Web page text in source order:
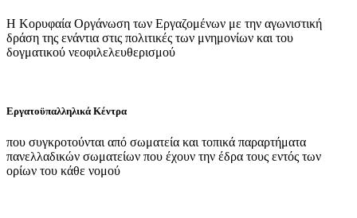
Η Κορυφαία Οργάνωση των Εργαζομένων με την αγωνιστική
δράση της ενάντια στις πολιτικές των μνημονίων και του
δογματικού νεοφιλελευθερισμού
Εργατοϋπαλληλικά Κέντρα
που συγκροτούνται από σωματεία και τοπικά παραρτήματα
πανελλαδικών σωματείων που έχουν την έδρα τους εντός των
ορίων του κάθε νομού